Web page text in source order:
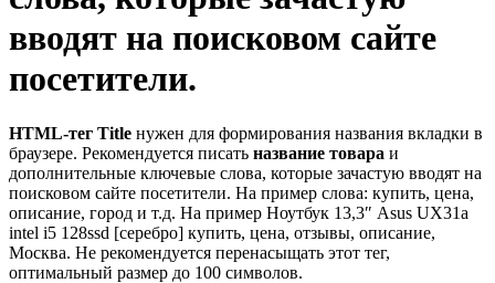
вводят на поисковом сайте
посетители.
HTML-тег Title нужен для формирования названия вкладки в
браузере. Рекомендуется писать название товара и
дополнительные ключевые слова, которые зачастую вводят на
поисковом сайте посетители. На пример слова: купить, цена,
описание, город и т.д. На пример Ноутбук 13,3″ Asus UX31a
intel i5 128ssd [серебро] купить, цена, отзывы, описание,
Москва. Не рекомендуется перенасыщать этот тег,
оптимальный размер до 100 символов.